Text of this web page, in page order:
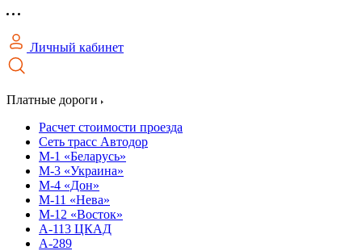
Личный кабинет
Платные дороги
Расчет стоимости проезда
Сеть трасс Автодор
М-1 «Беларусь»
М-3 «Украина»
М-4 «Дон»
М-11 «Нева»
М-12 «Восток»
А-113 ЦКАД
А-289